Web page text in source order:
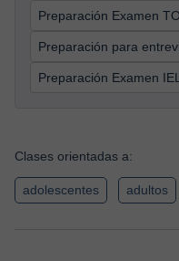
Preparación Examen
Preparación para
Preparación Examen
Clases orientadas a:
adolescentes adultos